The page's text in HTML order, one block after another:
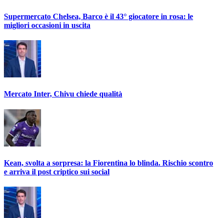
Supermercato Chelsea, Barco è il 43° giocatore in rosa: le
migliori occasioni in uscita
Mercato Inter, Chivu chiede qualità
Kean, svolta a sorpresa: la Fiorentina lo blinda. Rischio scontro
e arriva il post criptico sui social